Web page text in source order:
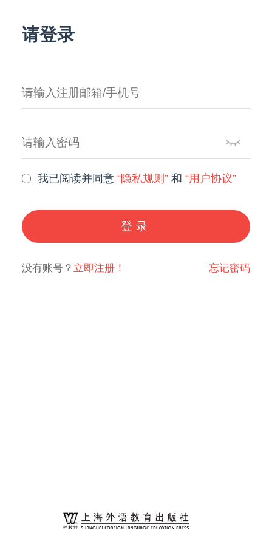
请登录
我已阅读并同意“隐私规则” 和“用户协议”
登录
没有账号？ 立即注册！ 忘记密码